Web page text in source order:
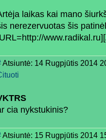
laikas kai mano
nerezervuotas šis
www.radikal.ru]
Atsiuntė: 14 Rugpjūtis 2014
cia nykstukinis?
Atsiuntė: 15 Rugpjūtis 2014